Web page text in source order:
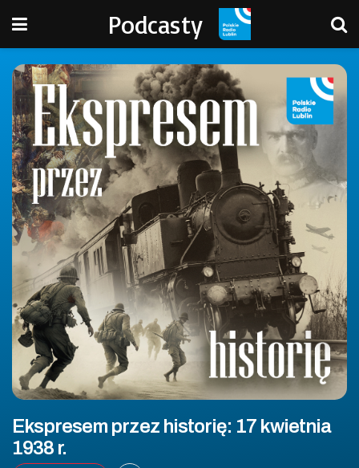
Podcasty
Ekspresem przez historię: 17 kwietnia
1938 r.